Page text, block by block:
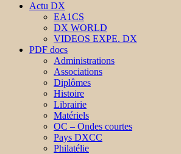
Actu DX
EA1CS
DX WORLD
VIDEOS EXPE. DX
PDF docs
Administrations
Associations
Diplômes
Histoire
Librairie
Matériels
OC – Ondes courtes
Pays DXCC
Philatélie